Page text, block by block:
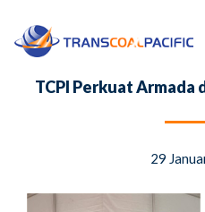
TCPI Perkuat Armada
29